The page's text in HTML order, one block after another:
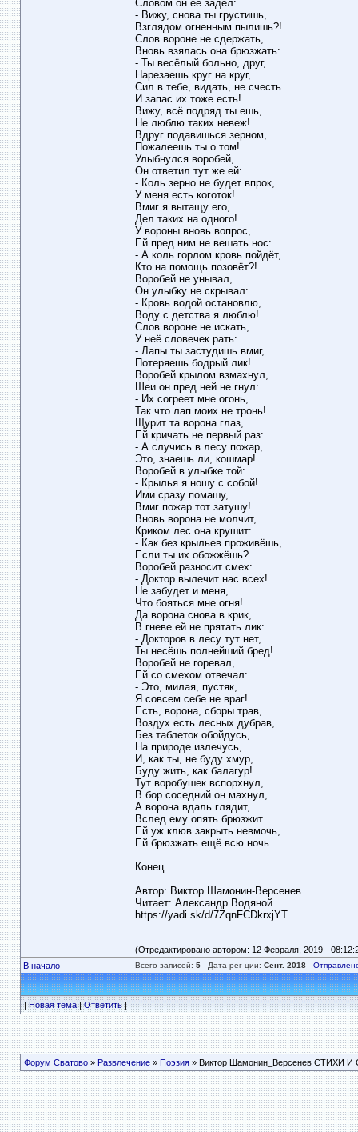
Словом он её задел:
- Вижу, снова ты грустишь,
Взглядом огненным пылишь?!
Слов вороне не сдержать,
Вновь взялась она брюзжать:
- Ты весёлый больно, друг,
Нарезаешь круг на круг,
Сил в тебе, видать, не счесть
И запас их тоже есть!
Вижу, всё подряд ты ешь,
Не люблю таких невеж!
Вдруг подавишься зерном,
Пожалеешь ты о том!
Улыбнулся воробей,
Он ответил тут же ей:
- Коль зерно не будет впрок,
У меня есть коготок!
Вмиг я вытащу его,
Дел таких на одного!
У вороны вновь вопрос,
Ей пред ним не вешать нос:
- А коль горлом кровь пойдёт,
Кто на помощь позовёт?!
Воробей не унывал,
Он улыбку не скрывал:
- Кровь водой остановлю,
Воду с детства я люблю!
Слов вороне не искать,
У неё словечек рать:
- Лапы ты застудишь вмиг,
Потеряешь бодрый лик!
Воробей крылом взмахнул,
Шеи он пред ней не гнул:
- Их согреет мне огонь,
Так что лап моих не тронь!
Щурит та ворона глаз,
Ей кричать не первый раз:
- А случись в лесу пожар,
Это, знаешь ли, кошмар!
Воробей в улыбке той:
- Крылья я ношу с собой!
Ими сразу помашу,
Вмиг пожар тот затушу!
Вновь ворона не молчит,
Криком лес она крушит:
- Как без крыльев проживёшь,
Если ты их обожжёшь?
Воробей разносит смех:
- Доктор вылечит нас всех!
Не забудет и меня,
Что бояться мне огня!
Да ворона снова в крик,
В гневе ей не прятать лик:
- Докторов в лесу тут нет,
Ты несёшь полнейший бред!
Воробей не горевал,
Ей со смехом отвечал:
- Это, милая, пустяк,
Я совсем себе не враг!
Есть, ворона, сборы трав,
Воздух есть лесных дубрав,
Без таблеток обойдусь,
На природе излечусь,
И, как ты, не буду хмур,
Буду жить, как балагур!
Тут воробушек вспорхнул,
В бор соседний он махнул,
А ворона вдаль глядит,
Вслед ему опять брюзжит.
Ей уж клюв закрыть невмочь,
Ей брюзжать ещё всю ночь.
Конец
Автор: Виктор Шамонин-Версенев
Читает: Александр Водяной
https://yadi.sk/d/7ZqnFCDkrxjYT
(Отредактировано автором: 12 Февраля, 2019 -
В начало
Всего записей: 5Дата рег-ции: Сент. 2018
|Новая тема|Ответить|
Форум Сватово» Развлечение» Поэзия» Виктор Шамонин_Версенев СТИХИ И